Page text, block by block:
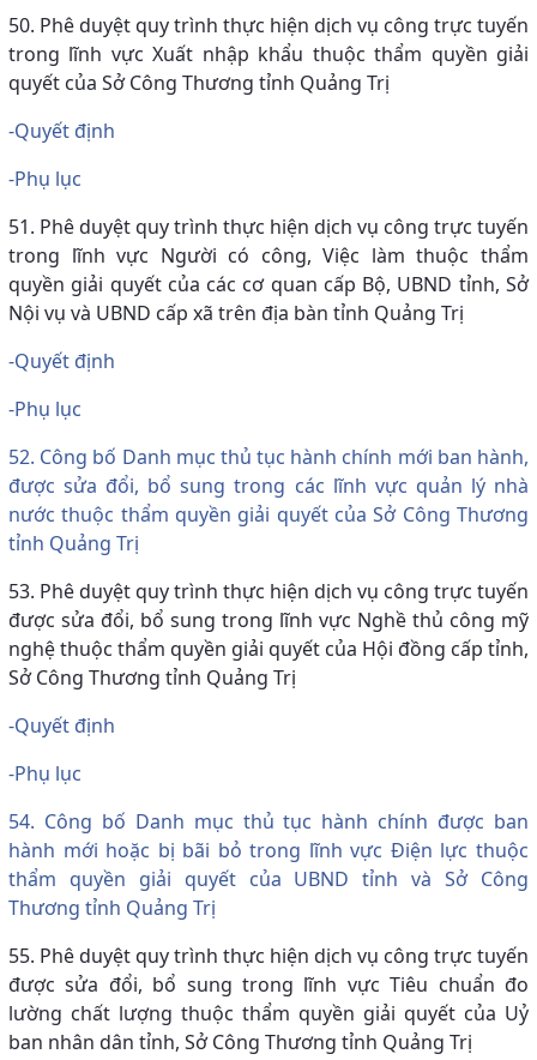
50. Phê duyệt quy trình thực hiện dịch vụ công trực tuyến
trong lĩnh vực Xuất nhập khẩu thuộc thẩm quyền giải
quyết của Sở Công Thương tỉnh Quảng Trị
-Quyết định
-Phụ lục
51. Phê duyệt quy trình thực hiện dịch vụ công trực tuyến
trong lĩnh vực Người có công, Việc làm thuộc thẩm
quyền giải quyết của các cơ quan cấp Bộ, UBND tỉnh, Sở
Nội vụ và UBND cấp xã trên địa bàn tỉnh Quảng Trị
-Quyết định
-Phụ lục
52. Công bố Danh mục thủ tục hành chính mới ban hành,
được sửa đổi, bổ sung trong các lĩnh vực quản lý nhà
nước thuộc thẩm quyền giải quyết của Sở Công Thương
tỉnh Quảng Trị
53. Phê duyệt quy trình thực hiện dịch vụ công trực tuyến
được sửa đổi, bổ sung trong lĩnh vực Nghề thủ công mỹ
nghệ thuộc thẩm quyền giải quyết của Hội đồng cấp tỉnh,
Sở Công Thương tỉnh Quảng Trị
-Quyết định
-Phụ lục
54. Công bố Danh mục thủ tục hành chính được ban
hành mới hoặc bị bãi bỏ trong lĩnh vực Điện lực thuộc
thẩm quyền giải quyết của UBND tỉnh và Sở Công
Thương tỉnh Quảng Trị
55. Phê duyệt quy trình thực hiện dịch vụ công trực tuyến
được sửa đổi, bổ sung trong lĩnh vực Tiêu chuẩn đo
lường chất lượng thuộc thẩm quyền giải quyết của Uỷ
ban nhân dân tỉnh, Sở Công Thương tỉnh Quảng Trị